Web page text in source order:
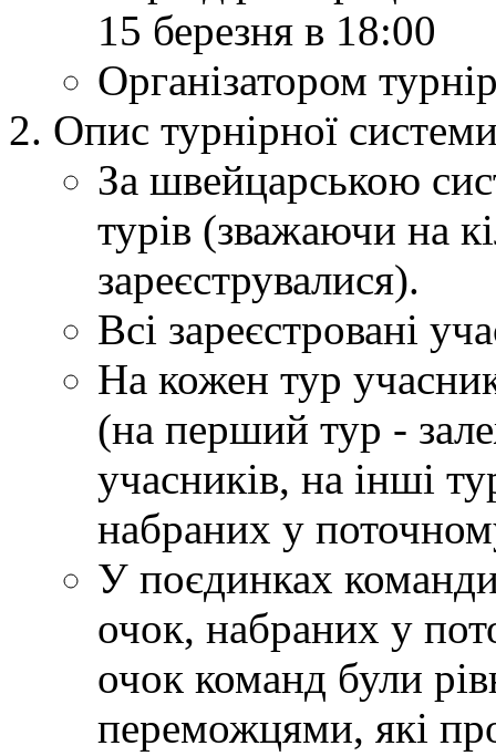
15 березня в 18:00
Організатором
Опис турнірної
За швейцарською
турів (зважаючи на
зареєструвалися).
Всі зареєстровані
На кожен тур
(на перший тур -
учасників, на інші
набраних у
У поєдинках
очок, набраних у
очок команд були
переможцями, які